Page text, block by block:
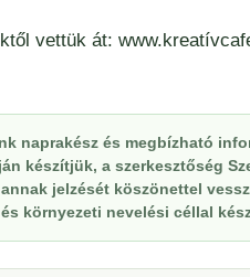
vettük át:
naprakész és megbízható
készítjük, a szerkesztőség
jelzését köszönettel
környezeti nevelési céllal